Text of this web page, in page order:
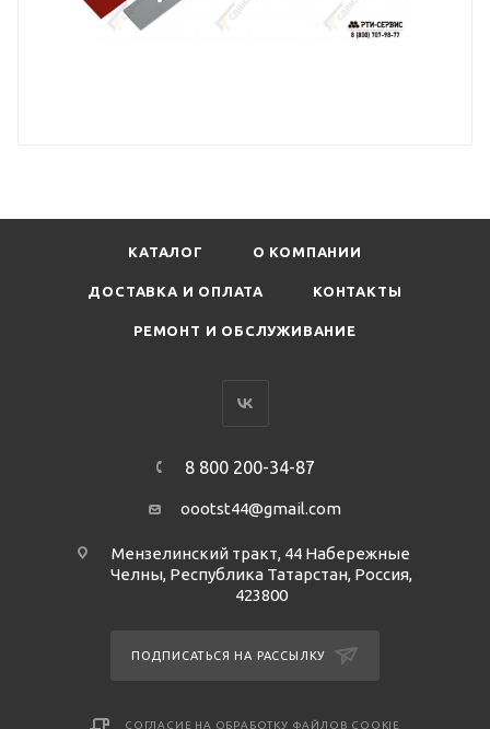
КАТАЛОГ О КОМПАНИИ
ДОСТАВКА И ОПЛАТА КОНТАКТЫ
РЕМОНТ И ОБСЛУЖИВАНИЕ
8 800 200-34-87
oootst44@gmail.com
Мензелинский тракт, 44 Набережные
Челны, Республика Татарстан, Россия,
423800
ПОДПИСАТЬСЯ НА РАССЫЛКУ
СОГЛАСИЕ НА ОБРАБОТКУ ФАЙЛОВ COOKIE